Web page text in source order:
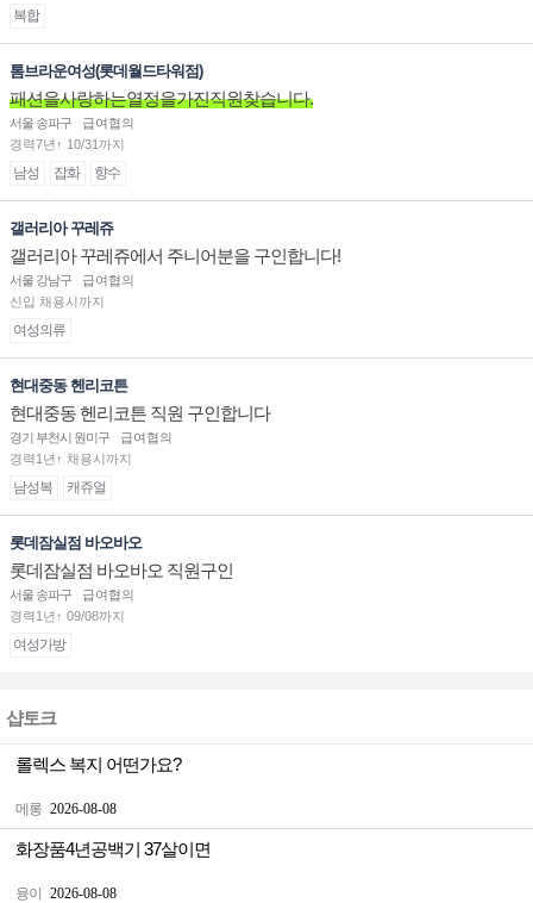
복합
톰브라운여성(롯데월드타워점)
패션을사랑하는열정을가진직원찾습니다.
서울 송파구
급여협의
경력7년↑ 10/31까지
남성 잡화 향수
갤러리아 꾸레쥬
갤러리아 꾸레쥬에서 주니어분을 구인합니다!
서울 강남구
급여협의
신입 채용시까지
여성의류
현대중동 헨리코튼
현대중동 헨리코튼 직원 구인합니다
경기 부천시 원미구
급여협의
경력1년↑ 채용시까지
남성복 캐쥬얼
롯데잠실점 바오바오
롯데잠실점 바오바오 직원구인
서울 송파구
급여협의
경력1년↑ 09/08까지
여성가방
샵토크
메롱 2026-08-08
롤렉스 복지 어떤가요?
융이 2026-08-08
화장품4년공백기 37살이면